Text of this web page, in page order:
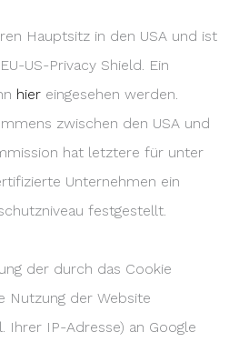
Hauptsitz in den USA und ist
US-Privacy Shield. Ein
hier eingesehen werden.
zwischen den USA und
hat letztere für unter
Unternehmen ein
festgestellt.
der durch das Cookie
Nutzung der Website
Ihrer IP-Adresse) an Google